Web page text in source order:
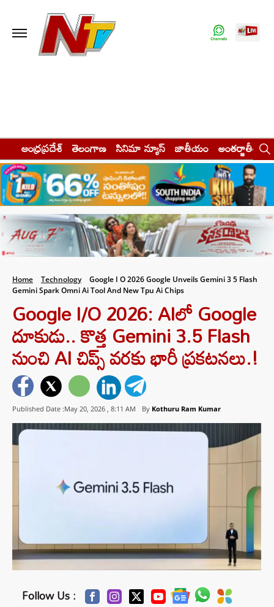
ఆంధ్రప్రదేశ్ తెలంగాణ సినిమా న్యూస్ జాతీయం అంతర్జాతీయం
Home Technology
Google I O 2026 Google Unveils Gemini 3 5 Flash
Gemini Spark Omni Ai Tool And New Tpu Ai Chips
Google I/O 2026: AIలో Google
దూకుడు.. కొత్త Gemini 3.5 Flash
నుంచి AI చిప్స్ వరకు భారీ ప్రకటనలు.!
Published Date :May 20, 2026 , 8:11 AM By Kothuru Ram Kumar
Follow Us :